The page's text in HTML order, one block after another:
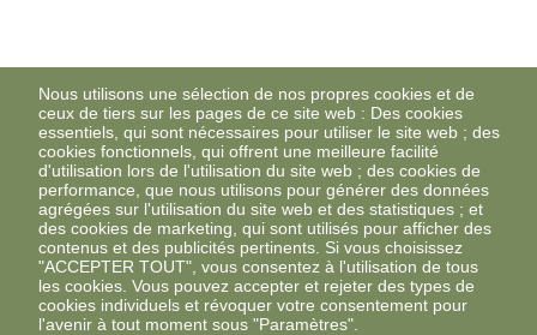
Nous utilisons une sélection de nos propres cookies et de
ceux de tiers sur les pages de ce site web : Des cookies
essentiels, qui sont nécessaires pour utiliser le site web ; des
cookies fonctionnels, qui offrent une meilleure facilité
d'utilisation lors de l'utilisation du site web ; des cookies de
performance, que nous utilisons pour générer des données
agrégées sur l'utilisation du site web et des statistiques ; et
des cookies de marketing, qui sont utilisés pour afficher des
contenus et des publicités pertinents. Si vous choisissez
"ACCEPTER TOUT", vous consentez à l'utilisation de tous
les cookies. Vous pouvez accepter et rejeter des types de
cookies individuels et révoquer votre consentement pour
l'avenir à tout moment sous "Paramètres".